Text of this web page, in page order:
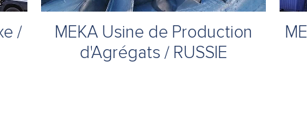
/
MEKA Usine de Production
d'Agrégats / RUSSIE